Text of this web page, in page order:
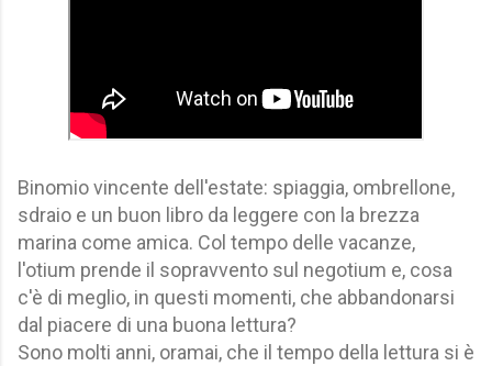
Binomio vincente dell'estate: spiaggia, ombrellone,
sdraio e un buon libro da leggere con la brezza
marina come amica. Col tempo delle vacanze,
l'otium prende il sopravvento sul negotium e, cosa
c'è di meglio, in questi momenti, che abbandonarsi
dal piacere di una buona lettura?
Sono molti anni, oramai, che il tempo della lettura si è